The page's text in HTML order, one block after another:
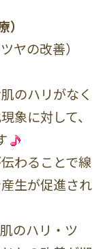
ヤの改善）
のハリがなく
象に対して、
わることで線
生が促進され
のハリ・ツ